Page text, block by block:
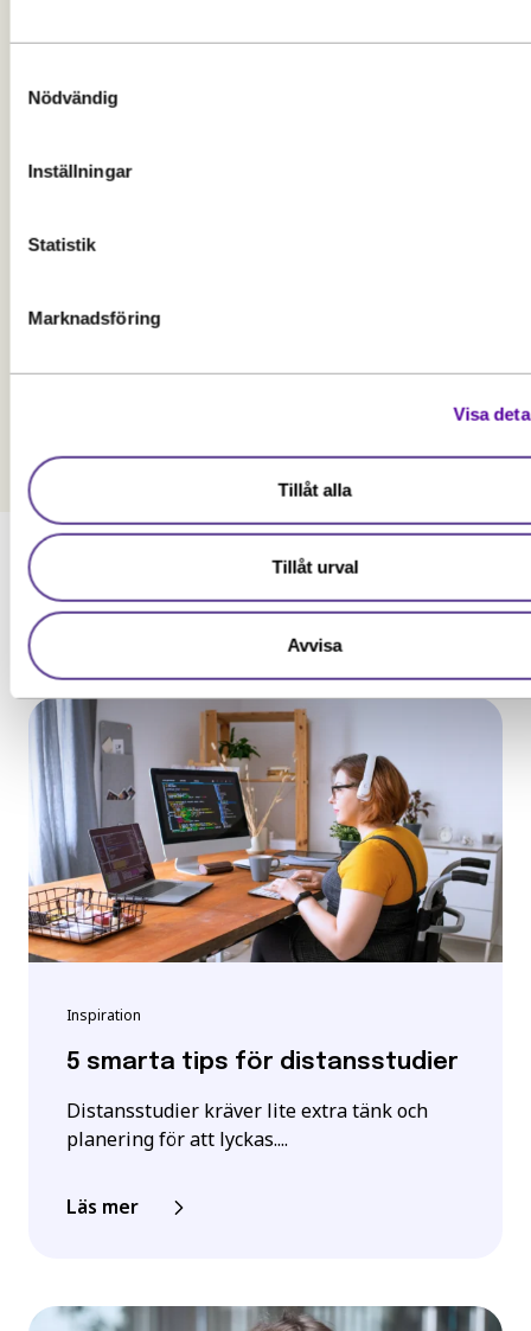
Nödvändig
Inställningar
Statistik
Marknadsföring
Visa
Tillåt alla
Tillåt urval
Avvisa
YH-kurs?
Kan jag ansöka om studiemedel när jag pluggar
Kostar det pengar att studera en YH-kurs?
Inspireras av andra som läst en
kurs
Inspiration
5 smarta tips för distansstudier
Distansstudier kräver lite extra tänk och
planering för att lyckas....
Läs mer